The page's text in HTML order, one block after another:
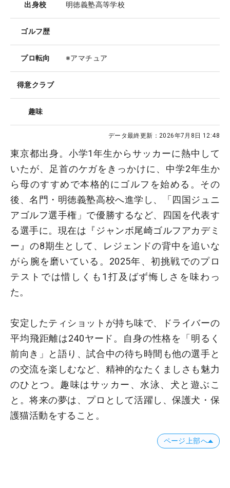
出身校 明徳義塾高等学校
ゴルフ歴
プロ転向 ※アマチュア
得意クラブ
趣味
データ最終更新： 2026年7月8日 12:48
東京都出身。小学1年生からサッカーに熱中して
いたが、足首のケガをきっかけに、中学2年生か
ら母のすすめで本格的にゴルフを始める。その
後、名門・明徳義塾高校へ進学し、「四国ジュニ
アゴルフ選手権」で優勝するなど、四国を代表す
る選手に。現在は『ジャンボ尾崎ゴルフアカデミ
ー』の8期生として、レジェンドの背中を追いな
がら腕を磨いている。2025年、初挑戦でのプロ
テストでは惜しくも1打及ばず悔しさを味わっ
た。
安定したティショットが持ち味で、ドライバーの
平均飛距離は240ヤード。自身の性格を「明るく
前向き」と語り、試合中の待ち時間も他の選手と
の交流を楽しむなど、精神的なたくましさも魅力
のひとつ。趣味はサッカー、水泳、犬と遊ぶこ
と。将来の夢は、プロとして活躍し、保護犬・保
護猫活動をすること。
ページ上部へ